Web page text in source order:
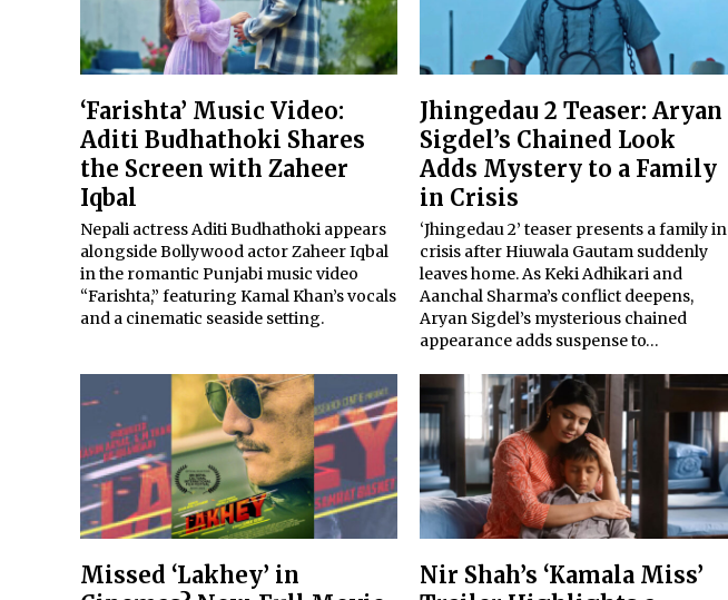
‘Farishta’ Music Video:
Aditi Budhathoki Shares
the Screen with Zaheer
Iqbal
Nepali actress Aditi Budhathoki appears
alongside Bollywood actor Zaheer Iqbal
in the romantic Punjabi music video
“Farishta,” featuring Kamal Khan’s vocals
and a cinematic seaside setting.
Jhingedau 2 Teaser: Aryan
Sigdel’s Chained Look
Adds Mystery to a Family
in Crisis
‘Jhingedau 2’ teaser presents a family in
crisis after Hiuwala Gautam suddenly
leaves home. As Keki Adhikari and
Aanchal Sharma’s conflict deepens,
Aryan Sigdel’s mysterious chained
appearance adds suspense to…
Missed ‘Lakhey’ in
Nir Shah’s ‘Kamala Miss’